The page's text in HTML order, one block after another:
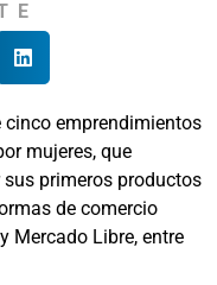
cinco emprendimientos
mujeres, que
primeros productos
de comercio
Mercado Libre, entre